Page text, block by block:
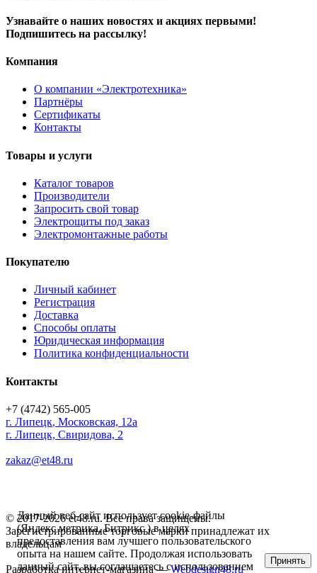
Узнавайте о наших новостях и акциях первыми!
Подпишитесь на рассылку!
Компания
О компании «Электротехника»
Партнёры
Сертификаты
Контакты
Товары и услуги
Каталог товаров
Производители
Запросить свой товар
Электрощиты под заказ
Электромонтажные работы
Покупателю
Личный кабинет
Регистрация
Доставка
Способы оплаты
Юридическая информация
Политика конфиденциальности
Контакты
+7 (4742) 565-005
г. Липецк, Московская, 12а
г. Липецк, Свиридова, 2
zakaz@et48.ru
© 2017-2026 et48.ru. Все права защищены.
Зарегистрированные торговые марки принадлежат их
владельцам
Разработка интернет-магазина —Webdesign48.ru
Данный веб-сайт использует cookie-файлы
(Яндекс метрика, Битрикс ) в целях
предоставления вам лучшего пользовательского
опыта на нашем сайте. Продолжая использовать
данный сайт, вы соглашаетесь с использованием
Принять